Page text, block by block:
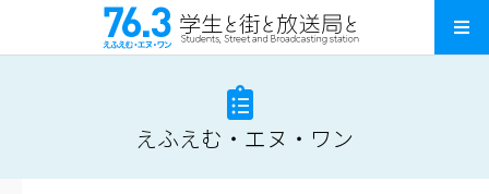
えふえむ・エヌ・ワン